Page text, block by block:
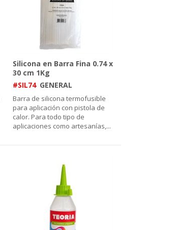
Silicona en Barra Fina 0.74 x
30 cm 1Kg
#SIL74 GENERAL
Barra de silicona termofusible
para aplicación con pistola de
calor. Para todo tipo de
aplicaciones como artesanías,...